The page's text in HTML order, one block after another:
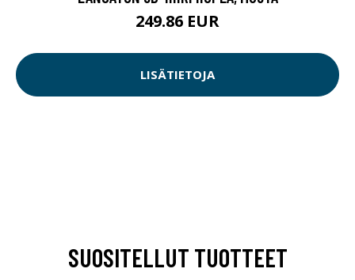
249.86 EUR
LISÄTIETOJA
SUOSITELLUT TUOTTEET